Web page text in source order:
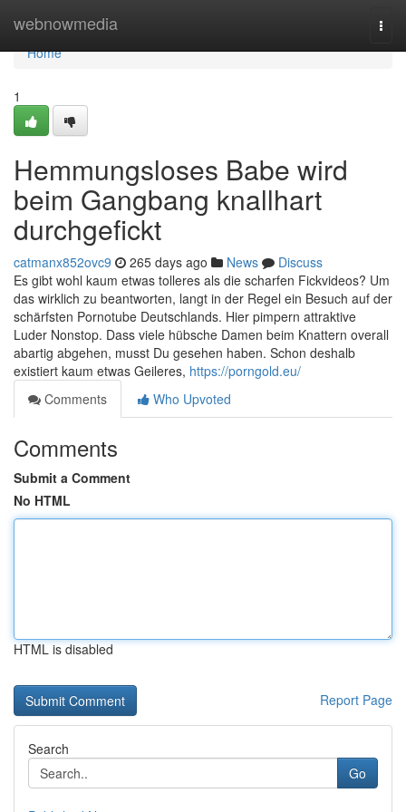
webnowmedia
Home
Home
1
Hemmungsloses Babe wird
beim Gangbang knallhart
durchgefickt
catmanx852ovc9 265 days ago News
Discuss
Es gibt wohl kaum etwas tolleres als die scharfen Fickvideos? Um
das wirklich zu beantworten, langt in der Regel ein Besuch auf der
schärfsten Pornotube Deutschlands. Hier pimpern attraktive
Luder Nonstop. Dass viele hübsche Damen beim Knattern overall
abartig abgehen, musst Du gesehen haben. Schon deshalb
existiert kaum etwas Geileres, https://porngold.eu/
Comments
Who Upvoted
Comments
Submit a Comment
No HTML
HTML is disabled
Report Page
Search
Go